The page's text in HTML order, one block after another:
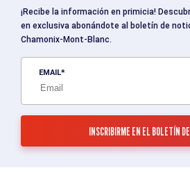
¡Recibe la información en primicia!
en exclusiva abonándote al boletín de
Chamonix-Mont-Blanc.
EMAIL